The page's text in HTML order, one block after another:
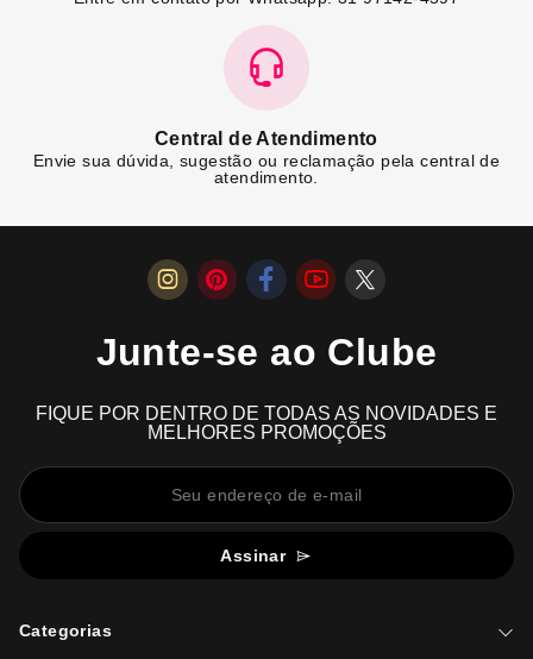
Central de Atendimento
Envie sua dúvida, sugestão ou reclamação pela central de
atendimento.
Junte-se ao Clube
FIQUE POR DENTRO DE TODAS AS NOVIDADES E
MELHORES PROMOÇÕES
Assinar
Categorias